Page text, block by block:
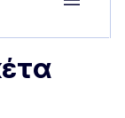
Group